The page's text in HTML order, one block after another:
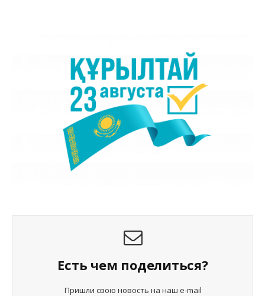
Есть чем поделиться?
Пришли свою новость на наш e-mail